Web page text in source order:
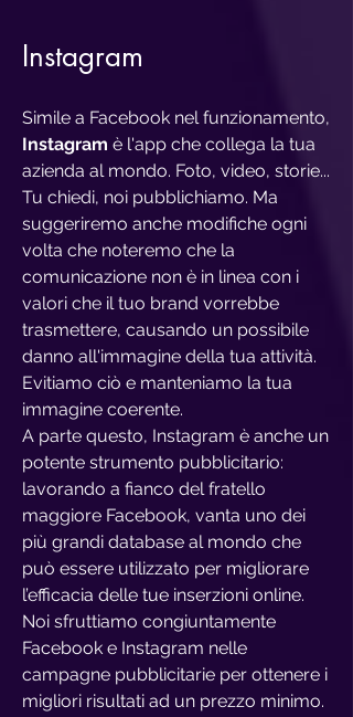
Instagram
Simile a Facebook nel funzionamento,
Instagram è l'app che collega la tua
azienda al mondo. Foto, video, storie...
Tu chiedi, noi pubblichiamo. Ma
suggeriremo anche modifiche ogni
volta che noteremo che la
comunicazione non è in linea con i
valori che il tuo brand vorrebbe
trasmettere, causando un possibile
danno all'immagine della tua attività.
Evitiamo ciò e manteniamo la tua
immagine coerente.
A parte questo, Instagram è anche un
potente strumento pubblicitario:
lavorando a fianco del fratello
maggiore Facebook, vanta uno dei
più grandi database al mondo che
può essere utilizzato per migliorare
l’efficacia delle tue inserzioni online.
Noi sfruttiamo congiuntamente
Facebook e Instagram nelle
campagne pubblicitarie per ottenere i
migliori risultati ad un prezzo minimo.